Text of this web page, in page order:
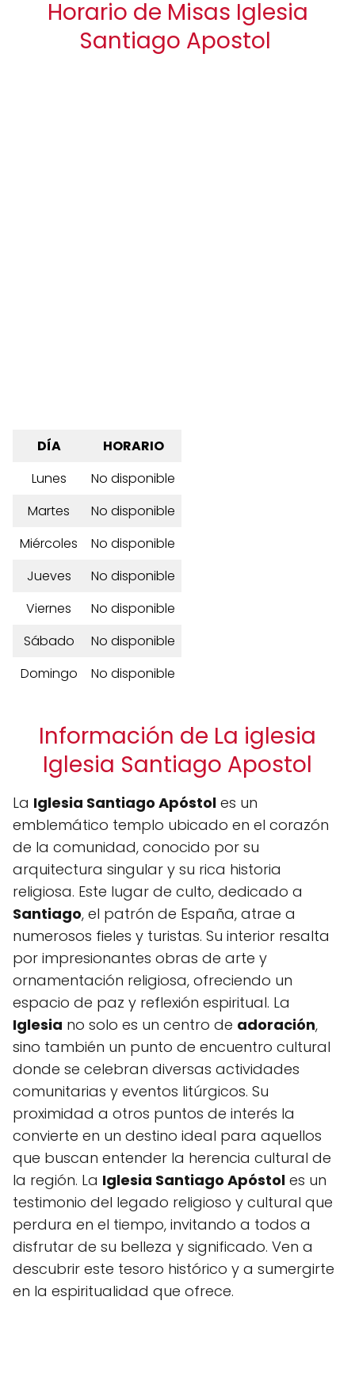
Horario de Misas Iglesia
Santiago Apostol
DÍA
HORARIO
Lunes
No disponible
Martes
No disponible
Miércoles
No disponible
Jueves
No disponible
Viernes
No disponible
Sábado
No disponible
Domingo
No disponible
Información de La iglesia
Iglesia Santiago Apostol
La Iglesia Santiago Apóstol es un
emblemático templo ubicado en el corazón
de la comunidad, conocido por su
arquitectura singular y su rica historia
religiosa. Este lugar de culto, dedicado a
Santiago, el patrón de España, atrae a
numerosos fieles y turistas. Su interior resalta
por impresionantes obras de arte y
ornamentación religiosa, ofreciendo un
espacio de paz y reflexión espiritual. La
Iglesia no solo es un centro de adoración,
sino también un punto de encuentro cultural
donde se celebran diversas actividades
comunitarias y eventos litúrgicos. Su
proximidad a otros puntos de interés la
convierte en un destino ideal para aquellos
que buscan entender la herencia cultural de
la región. La Iglesia Santiago Apóstol es un
testimonio del legado religioso y cultural que
perdura en el tiempo, invitando a todos a
disfrutar de su belleza y significado. Ven a
descubrir este tesoro histórico y a sumergirte
en la espiritualidad que ofrece.